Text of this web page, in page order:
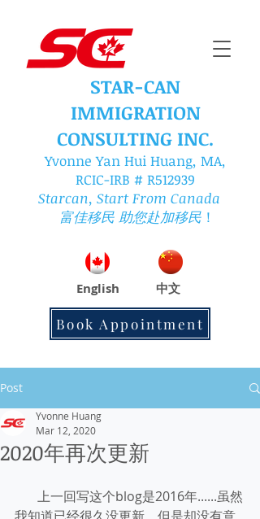
STAR-CAN
IMMIGRATION
CONSULTING INC.
Yvonne Yan Hui Huang, MA,
RCIC-IRB # R512939
Starcan, Start From Canada
富佳移民 助您赴加移民 ！
English 中文
Book Appointment
Post
2020年再次更新
Yvonne Huang
Mar 12, 2020